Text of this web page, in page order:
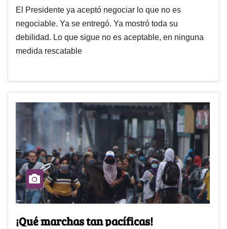
El Presidente ya aceptó negociar lo que no es
negociable. Ya se entregó. Ya mostró toda su
debilidad. Lo que sigue no es aceptable, en ninguna
medida rescatable
¡Qué marchas tan pacíficas!